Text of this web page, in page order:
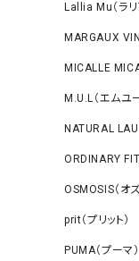
Lallia Mu（ラ
MARGAUX
MICALLE
M.U.L（エムユ
NATURAL
ORDINARY
OSMOSIS（オ
prit（プリット）
PUMA（プーマ）